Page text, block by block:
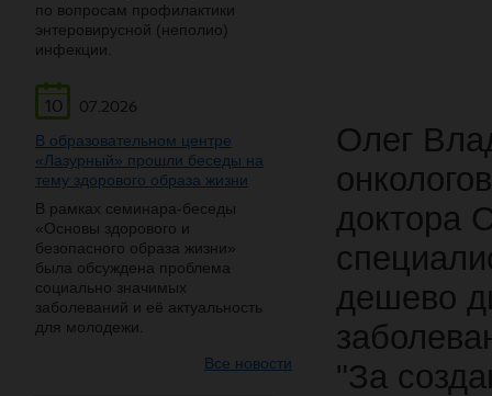
по вопросам профилактики
энтеровирусной (неполио)
инфекции.
10
07.2026
В образовательном центре
«Лазурный» прошли беседы на
тему здорового образа жизни
В рамках семинара-беседы
«Основы здорового и
безопасного образа жизни»
была обсуждена проблема
социально значимых
заболеваний и её актуальность
для молодежи.
Все новости
Олег
доктора
дешево
"За